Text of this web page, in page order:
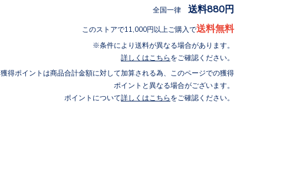
全国一律 送料880円
このストアで11,000円以上ご購入で送料無料
条件により送料が異なる場合があります。
詳しくはこちら をご確認ください。
獲得ポイントは商品合計金額に対して加算される為、このページでの獲得
ポイントと異なる場合がございます。
ポイントについて詳しくはこちら をご確認ください。